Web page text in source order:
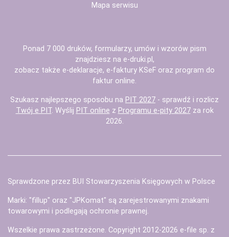
Mapa serwisu
Ponad 7 000 druków, formularzy, umów i wzorów pism
znajdziesz na e-druki.pl ,
zobacz także e-deklaracje, e-faktury KSeF oraz program do
faktur online.
Szukasz najlepszego sposobu na PIT 2027 - sprawdź i rozlicz
Twój e PIT. Wyślij PIT online z Programu e-pity 2027za rok
2026.
Sprawdzone przez BUI Stowarzyszenia Księgowych w Polsce
Marki: "fillup" oraz "JPKomat" są zarejestrowanymi znakami
towarowymi i podlegają ochronie prawnej.
Wszelkie prawa zastrzeżone. Copyright 2012-2026 e-file sp. z